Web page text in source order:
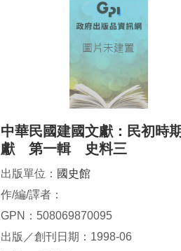
中華民國建國文獻：民初時
獻 第一輯 史料三
出版單位： 國史館
作/編/譯者：
GPN：508069870095
出版／創刊日期：1998-06